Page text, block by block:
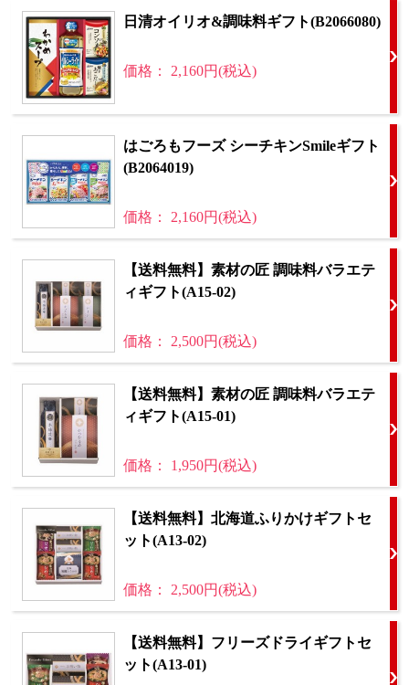
日清オイリオ&調味料ギフト(B2066080)
価格： 2,160円(税込)
はごろもフーズ シーチキンSmileギフト
(B2064019)
価格： 2,160円(税込)
【送料無料】素材の匠 調味料バラエテ
ィギフト(A15-02)
価格： 2,500円(税込)
【送料無料】素材の匠 調味料バラエテ
ィギフト(A15-01)
価格： 1,950円(税込)
【送料無料】北海道ふりかけギフトセ
ット(A13-02)
価格： 2,500円(税込)
【送料無料】フリーズドライギフトセ
ット(A13-01)